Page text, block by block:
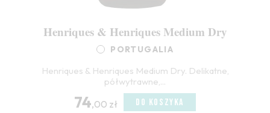
Henriques & Henriques Medium Dry
PORTUGALIA
Henriques & Henriques Medium Dry. Delikatne,
półwytrawne,...
74,00 zł DO KOSZYKA